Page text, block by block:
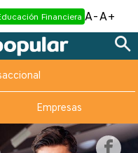
Financiera A-A+
Empresas